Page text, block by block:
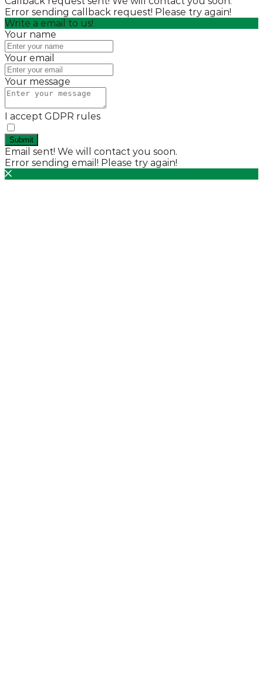
Error sending callback request! Please try again!
Write a email to us!
Your name
Your email
Your message
I accept GDPR rules
Submit
Email sent! We will contact you soon.
Error sending email! Please try again!